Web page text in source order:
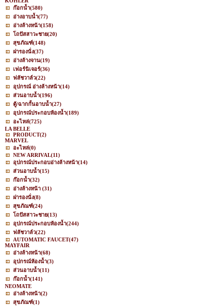
ก๊อกน้ำ(580)
อ่างอาบน้ำ(77)
อ่างล้างหน้า(158)
โถปัสสาวะชาย(20)
สุขภัณฑ์(148)
ฝารองนั่ง(37)
อ่างล้างจาน(19)
เฟอร์นิเจอร์(36)
ฟลัชวาล์ว(22)
อุปกรณ์ อ่างล้างหน้า(14)
ส่วนอาบน้ำ(196)
ตู้/ฉากกั้นอาบน้ำ(27)
อุปกรณ์ประกอบห้องน้ำ(189)
อะไหล่(725)
LA BELLE
PRODUCT(2)
MARVEL
อะไหล่(0)
NEW ARRIVAL(11)
อุปกรณ์ประกอบอ่างล้างหน้า(14)
ส่วนอาบน้ำ(15)
ก๊อกน้ำ(32)
อ่างล้างหน้า (31)
ฝารองนั่ง(8)
สุขภัณฑ์(24)
โถปัสสาวะชาย(13)
อุปกรณ์ประกอบห้องน้ำ(244)
ฟลัชวาล์ว(22)
AUTOMATIC FAUCET(47)
MAYFAIR
อ่างล้างหน้า(68)
อุปกรณ์ห้องน้ำ(3)
ส่วนอาบน้ำ(11)
ก๊อกน้ำ(141)
NEOMATE
อ่างล้างหน้า(2)
สุขภัณฑ์(1)